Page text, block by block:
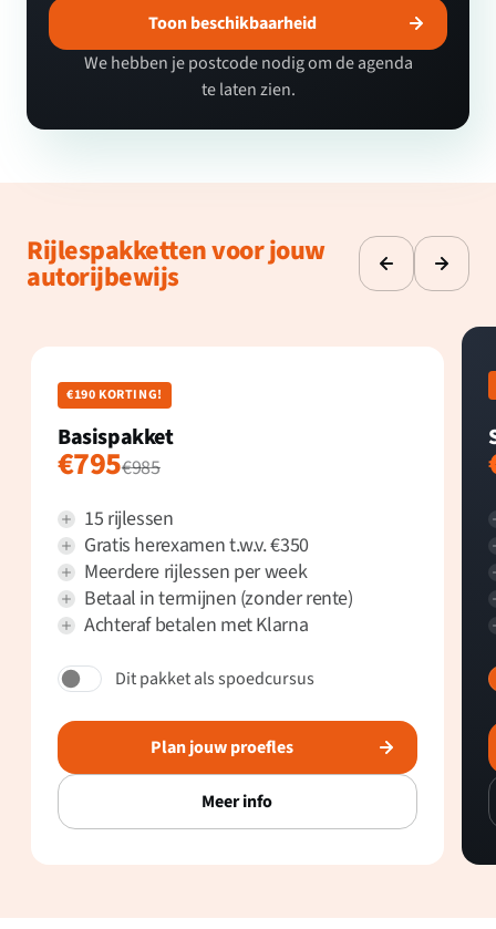
Toon beschikbaarheid
We hebben je postcode nodig om de agenda
te laten zien.
Rijlespakketten voor jouw
autorijbewijs
€190 KORTING!
Basispakket
€795€985
15 rijlessen
Gratis herexamen t.w.v. €350
Meerdere rijlessen per week
Betaal in termijnen (zonder rente)
Achteraf betalen met Klarna
Dit pakket als spoedcursus
Plan jouw proefles
Meer info